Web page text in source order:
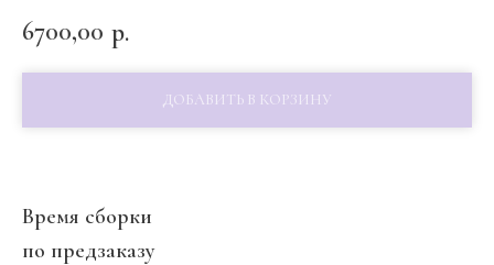
6700,00 р.
ДОБАВИТЬ В КОРЗИНУ
Время сборки
по предзаказу